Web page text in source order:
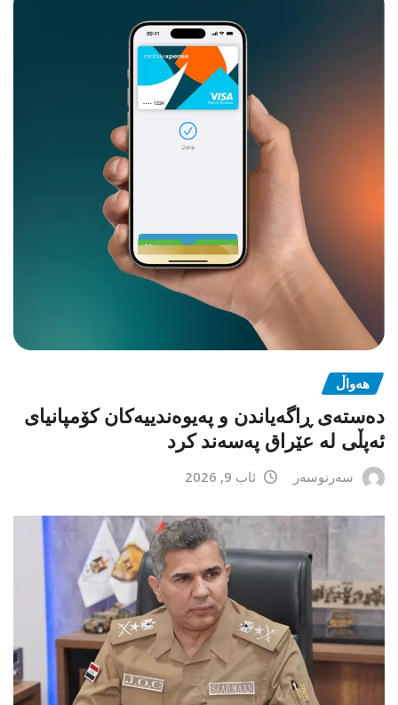
هەواڵ
دەستەی ڕاگەیاندن و پەیوەندییەکان کۆمپانیای
ئەپڵی لە عێراق پەسەند کرد
سەرنوسەر ئاب 9, 2026